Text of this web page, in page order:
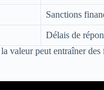
Sanctions
Délais de
peut entraîner